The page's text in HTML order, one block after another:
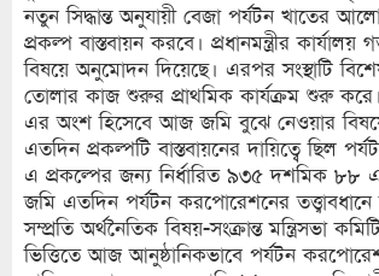
নতুন সিদ্ধান্ত অনুযায়ী বেজা পর্যটন খাতের
প্রকল্প বাস্তবায়ন করবে। প্রধানমন্ত্রীর
বিষয়ে অনুমোদন দিয়েছে। এরপর সংস্থাটি
তোলার কাজ শুরুর প্রাথমিক কার্যক্রম শুরু করে।
এর অংশ হিসেবে আজ জমি বুঝে নেওয়ার
এতদিন প্রকল্পটি বাস্তবায়নের দায়িত্বে ছিল
এ প্রকল্পের জন্য নির্ধারিত ৯৩৫ দশমিক ৮৮
জমি এতদিন পর্যটন করপোরেশনের তত্ত্বাবধানে
সম্প্রতি অর্থনৈতিক বিষয়-সংক্রান্ত মন্ত্রিসভা
ভিত্তিতে আজ আনুষ্ঠানিকভাবে পর্যটন